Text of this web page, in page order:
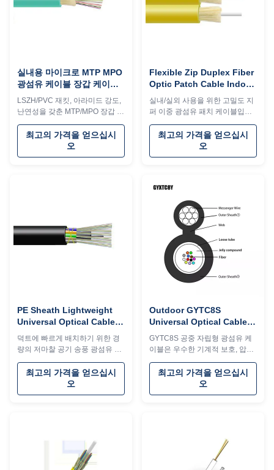
실내용 마이크로 MTP MPO
광섬유 케이블 장갑 케이블
불 retardant
LSZH/PVC 재킷, 아라미드 강도,
난연성을 갖춘 MTP/MPO 장갑 섬
유 케이블(2-24 코어). 데이터 센
터, LAN/SAN에 이상적입니다. 맞
춤형 섬유 브랜드 및 색상을 사용
할 수 있습니다.
최고의 가격을 얻으십시
오
Flexible Zip Duplex Fiber
Optic Patch Cable Indoor
Outdoor OEM Color High
Density
실내/실외 사용을 위한 고밀도 지
퍼 이중 광섬유 패치 케이블입니
다. 유연한 PVC/LSZH 재킷, 난연
성 구조가 특징이며 피그테일 또
는 패치 코드로 작동합니다.
Corning/YOFC 섬유 및 맞춤형 옵
최고의 가격을 얻으십시
오
PE Sheath Lightweight
Universal Optical Cable
Air Blown Fiber Optic
Cable Low Friction
덕트에 빠르게 배치하기 위한 경
량의 저마찰 공기 송풍 광섬유 케
이블입니다. 작은 직경, 쉽게 접합
할 수 있는 반건식 코어, 내구성이
뛰어난 PE 피복이 특징입니다.
-40°C~70°C의 온도와 최대
최고의 가격을 얻으십시
오
Outdoor GYTC8S
Universal Optical Cable
Self Supporting 20km For
Aerial Installation
GYTC8S 공중 자립형 광섬유 케
이블은 우수한 기계적 보호, 압착/
총격 저항으로 20km 범위를 제공
하며 -40℃ ~ +70℃에서 작동합니
다. 포괄적인 방수 기능과 설치 비
용 절감이 특징입니다.
최고의 가격을 얻으십시
오